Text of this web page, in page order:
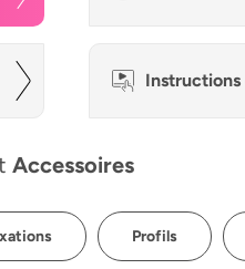
Accessoires
Profils